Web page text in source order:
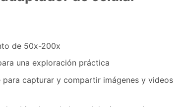
de 50x-200x
una exploración práctica
capturar y compartir imágenes y videos